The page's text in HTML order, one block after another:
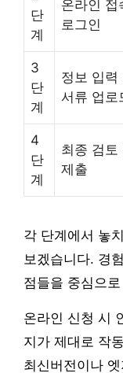
단
계
온라인 접
로그인
3
단
계
정보 입력
서류 업로
4
단
계
최종 검토
제출
각 단계에서 놓
보겠습니다. 경
점들을 중심으
온라인 신청 시
지가 제대로 작
최신버전이나